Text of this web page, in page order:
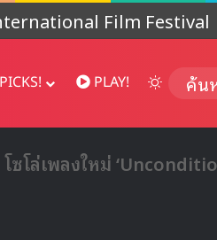
รอบ 4 ปี
PICKS! PLAY! Switch
ซโล่เพลงใหม่